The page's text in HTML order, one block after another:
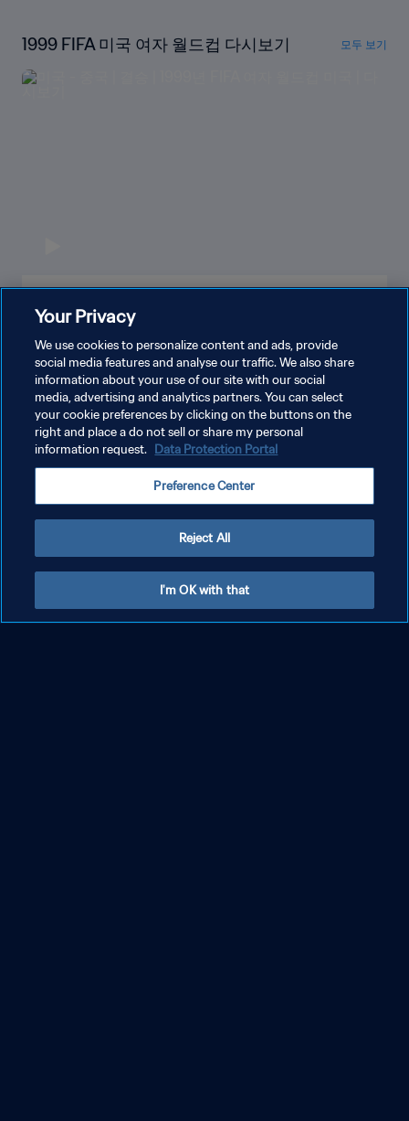
1999 FIFA 미국 여자 월드컵 다시보기 모두 보기
미국 - 중국 | 결승 | 1999년 FIFA 여자 월드컵 미
국 | 다시보기
1999 FIFA 미국 여자 월드컵의 모든
모두 보기
Your Privacy
We use cookies to personalize content and ads, provide
social media features and analyse our traffic. We also share
information about your use of our site with our social
media, advertising and analytics partners. You can select
your cookie preferences by clicking on the buttons on the
right and place a do not sell or share my personal
information request. Data Protection Portal
Preference Center
Reject All
I'm OK with that